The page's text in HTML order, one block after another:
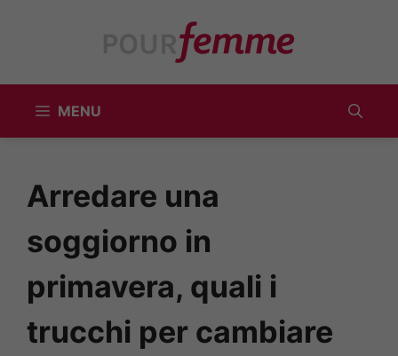
MENU
Arredare una
soggiorno in
primavera, quali i
trucchi per cambiare